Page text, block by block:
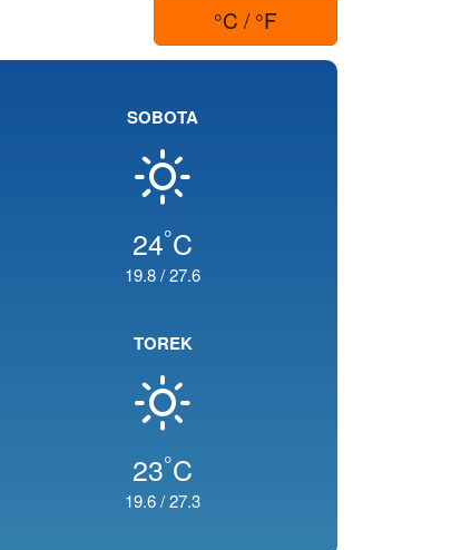
°C / °F
SOBOTA
24°C
19.8/27.6
TOREK
23°C
19.6/27.3